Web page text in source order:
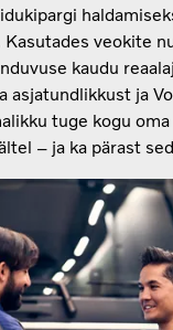
Kasutades veokite
kaudu
asjatundlikkust ja
tuge kogu
– ja ka pärast